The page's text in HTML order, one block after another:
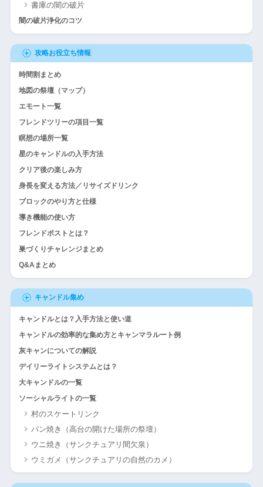
書庫の闇の破片
闇の破片浄化のコツ
攻略お役立ち情報
時間割まとめ
地図の祭壇（マップ）
エモート一覧
フレンドツリーの項目一覧
瞑想の場所一覧
星のキャンドルの入手方法
クリア後の楽しみ方
身長を変える方法／リサイズドリンク
ブロックのやり方と仕様
導き機能の使い方
フレンドポストとは？
巣づくりチャレンジまとめ
Q&Aまとめ
キャンドル集め
キャンドルとは？入手方法と使い道
キャンドルの効率的な集め方とキャンマラルート例
灰キャンについての解説
デイリーライトシステムとは？
大キャンドルの一覧
ソーシャルライトの一覧
村のスケートリンク
パン焼き（高台の開けた場所の祭壇）
ウニ焼き（サンクチュアリ間欠泉）
ウミガメ（サンクチュアリの自然のカメ）